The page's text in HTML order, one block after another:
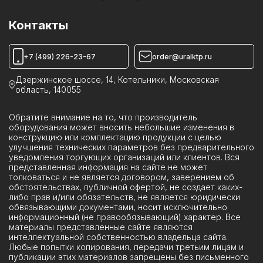
Камеры ИКВН
Реклоузеры ПСС
Ячейки ЯКНО
Контакты
+7 (499) 226-23-67 order@uralktp.ru
Дзержинское шоссе, 14, Котельники, Московская
область, 140055
Обратите внимание на то, что производитель
оборудования может вносить небольшие изменения в
конструкцию или комплектацию продукции с целью
улучшения технических параметров без предварительного
уведомления торгующих организаций или клиентов. Вся
представленная информация на сайте не может
толковаться и не является договором, заверением об
обстоятельствах, публичной офертой, не создает каких-
либо прав и/или обязательств, не является юридически
обвязывающими документами, носит исключительно
информационный (не правообязывающий) характер. Все
материалы представленные сайте являются
интеллектуальной собственностью владельца сайта.
Любые попытки копирования, передачи третьим лицам и
публикации этих материалов запрещены без письменного